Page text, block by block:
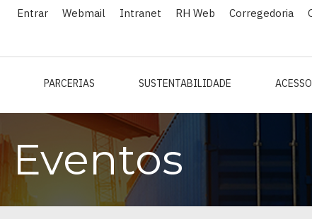
Entrar Webmail Intranet RH Web Corregedoria
PARCERIAS SUSTENTABILIDADE
Eventos